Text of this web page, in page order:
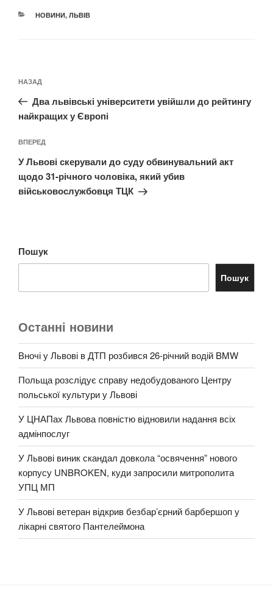
КАТЕГОРІЇ
НОВИНИ, ЛЬВІВ
записів
Попередній
запис:
НАЗАД
Два львівські університети увійшли до рейтингу
найкращих у Європі
Наступний
запис
ВПЕРЕД
У Львові скерували до суду обвинувальний акт
щодо 31-річного чоловіка, який убив
військовослужбовця ТЦК
Пошук
Пошук
Останні новини
Вночі у Львові в ДТП розбився 26-річний водій BMW
Польща розслідує справу недобудованого Центру
польської культури у Львові
У ЦНАПах Львова повністю відновили надання всіх
адмінпослуг
У Львові виник скандал довкола “освячення” нового
корпусу UNBROKEN, куди запросили митрополита
УПЦ МП
У Львові ветеран відкрив безбар’єрний барбершоп у
лікарні святого Пантелеймона